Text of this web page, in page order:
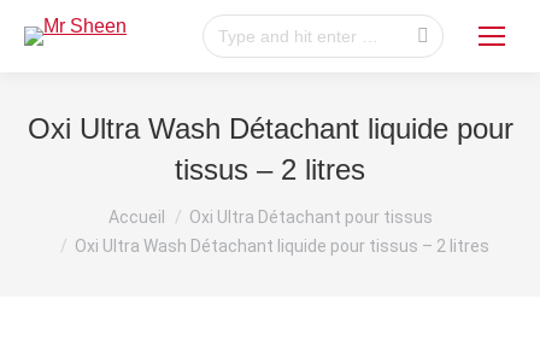
Recherche
Oxi Ultra Wash Détachant liquide pour
tissus – 2 litres
Vous êtes ici :
Accueil
Oxi Ultra Détachant pour tissus
Oxi Ultra Wash Détachant liquide pour tissus – 2 litres